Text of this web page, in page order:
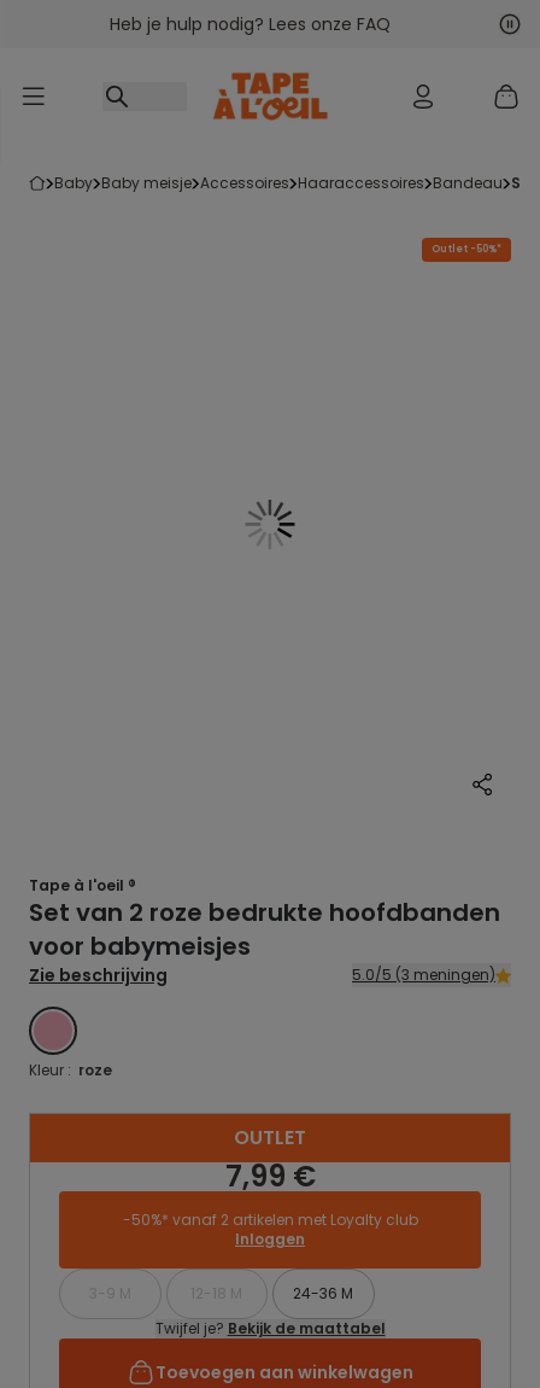
Ga naar inhoudHeb je hulp nodig? Lees onze FAQ
baby baby meisje accessoires haaraccessoires bandeau
Outlet -50%*
Tape à l'oeil ®
Set van 2 roze bedrukte hoofdbanden
voor babymeisjes
Zie beschrijving 5.0/5 (3 meningen)
ROZE
Kleur : roze
OUTLET
7,99 €
-50%* vanaf 2 artikelen met Loyalty club
Inloggen
3-9 M 12-18 M
24-36 M
Twijfel je? Bekijk de maattabel
Toevoegen aan winkelwagen